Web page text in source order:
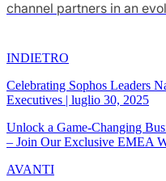
channel partners in an
INDIETRO
Celebrating Sophos Leaders
Executives | luglio 30, 2025
Unlock a Game-Changing
– Join Our Exclusive EMEA
AVANTI